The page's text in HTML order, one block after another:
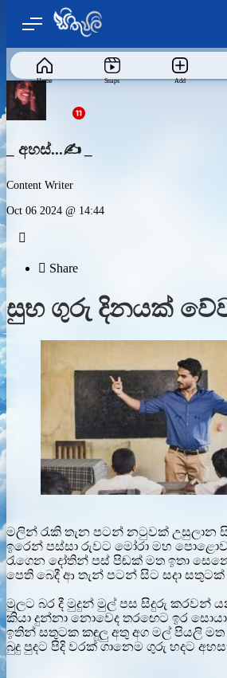
Home Snaps Add
_ අහස්...✍️ _
Content Writer
Oct 06 2024 @ 14:44

 Share
සුභ ගුරු දිනයක්
මලින් රැකි තැන පටන් නටුවක් උසුලාන
ඉරෙන් පස්සා රුවට මෝරා මහ
රැගෙන දෝතින් පස් පිඬක් මත ඉතා
පෙති බෙදී ආ තැන් පටන් සිට සදා
මුලට බර දී මුදුන් මුල් පස සිදුරු කරවන්
කියා දුන්නා නොවෙද තරඟෙට ඉර
ඉතින් සතුටක කඳුලු අතු අග මල් පියලි මත
බුදු පුදට පිදි වරක් ගානෙම ගුරු හදට